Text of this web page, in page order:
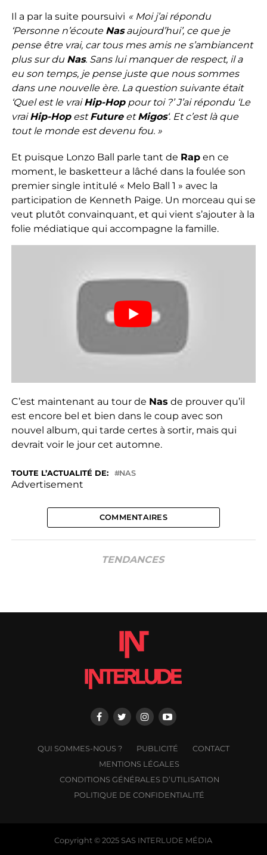
Il a par la suite poursuivi « Moi j’ai répondu
‘Personne n’écoute Nasaujourd’hui’, ce que je
pense être vrai, car tous mes amis ne s’ambiancent
plus sur du Nas. Sans lui manquer de respect, il a
eu son temps, je pense juste que nous sommes
dans une nouvelle ère. La question suivante était
‘Quel est le vraiHip-Hoppour toi ?’ J’ai répondu ‘Le
vraiHip-HopestFutureetMigos‘. Et c’est là que
tout le monde est devenu fou. »
Et puisque Lonzo Ball parle tant de Rapen ce
moment, le basketteur a lâché dans la foulée son
premier single intitulé « Melo Ball 1 » avec la
participation de Kenneth Paige. Un morceau qui se
veut plutôt convainquant, et qui vient s’ajouter à la
folie médiatique qui accompagne la famille.
C’est maintenant au tour de Nas de prouver qu’il
est encore bel et bien dans le coup avec son
nouvel album, qui tarde certes à sortir, mais qui
devrait voir le jour cet automne.
TOUTE L’ACTUALITÉ DE: NAS
Advertisement
COMMENTAIRES
TENDANCES
QUI SOMMES-NOUS ? PUBLICITÉ
CONTACT
MENTIONS LÉGALES
CONDITIONS GÉNÉRALES D’UTILISATION
POLITIQUE DE CONFIDENTIALITÉ
Copyright © 2025 SAS INTERLUDE MÉDIA